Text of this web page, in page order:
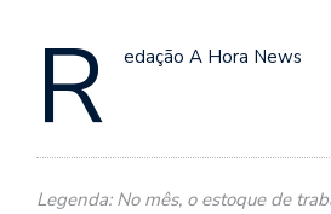
R edação A Hora News
Legenda: No mês, o estoque de